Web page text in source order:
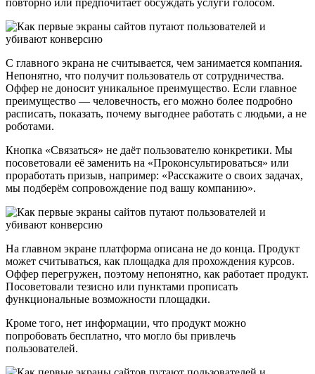
повторно или предпочитает обсуждать услуги голосом.
С главного экрана не считывается, чем занимается компания.
Непонятно, что получит пользователь от сотрудничества.
Оффер не доносит уникальное преимущество. Если главное
преимущество — человечность, его можно более подробно
расписать, показать, почему выгоднее работать с людьми, а не
роботами.
Кнопка «Связаться» не даёт пользователю конкретики. Мы
посоветовали её заменить на «Проконсультироваться» или
проработать призыв, например: «Расскажите о своих задачах,
мы подберём сопровождение под вашу компанию».
На главном экране платформа описана не до конца. Продукт
может считываться, как площадка для прохождения курсов.
Оффер перегружен, поэтому непонятно, как работает продукт.
Посоветовали тезисно или пунктами прописать
функциональные возможности площадки.
Кроме того, нет информации, что продукт можно
попробовать бесплатно, что могло бы привлечь
пользователей.